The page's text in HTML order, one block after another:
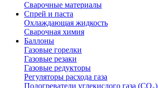
Сварочные материалы
Спрей и паста
Охлаждающая жидкость
Сварочная химия
Баллоны
Газовые горелки
Газовые резаки
Газовые редукторы
Регуляторы расхода газа
Подогреватели углекислого газа (CO₂)